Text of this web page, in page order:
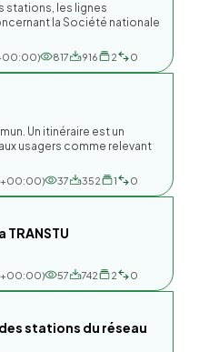
stations, les lignes
la Société nationale
817 916 2 0
Un itinéraire est un
usagers comme relevant
37 352 1 0
57 742 2 0
stations du réseau